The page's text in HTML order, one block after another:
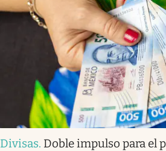
Divisas. Doble impulso para el